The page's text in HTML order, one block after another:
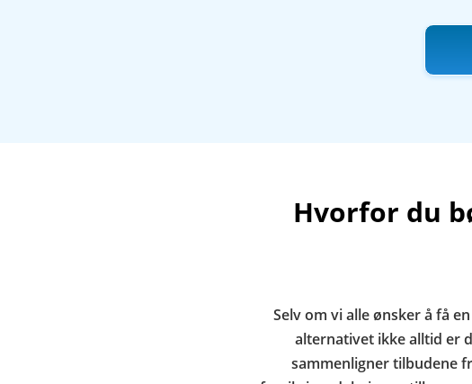
Hvorfor du
Selv om vi alle ønsker å få
alternativet ikke alltid er
sammenligner tilbudene